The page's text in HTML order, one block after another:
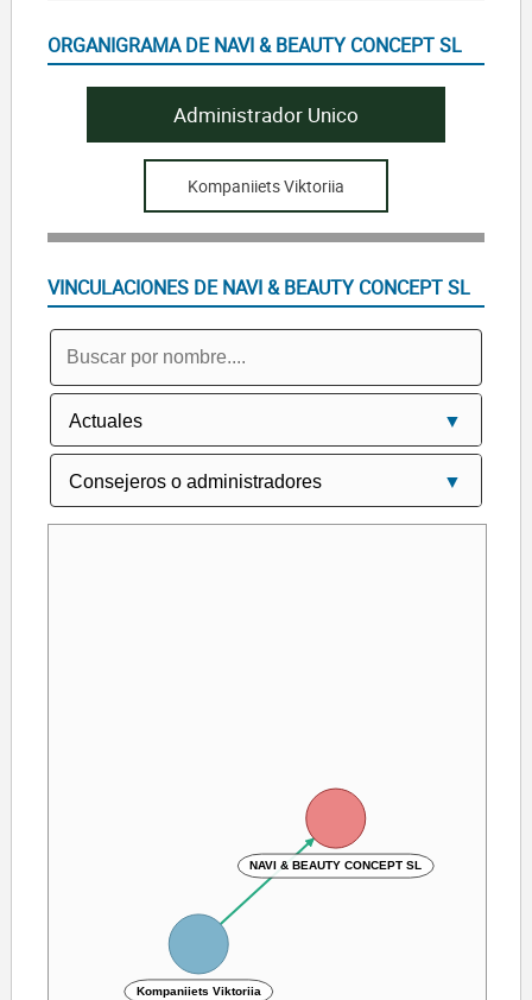
ORGANIGRAMA DE NAVI & BEAUTY CONCEPT SL
Administrador Unico
Kompaniiets Viktoriia
VINCULACIONES DE NAVI & BEAUTY CONCEPT SL
NAVI & BEAUTY CONCEPT SL
Kompaniiets Viktoriia